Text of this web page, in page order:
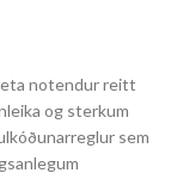
notendur reitt
og sterkum
sem